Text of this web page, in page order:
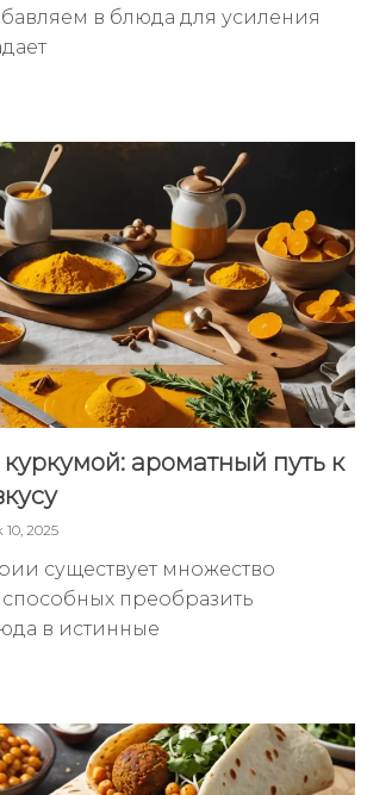
в блюда для усиления
ароматный путь к
10, 2025
существует множество
преобразить
в истинные